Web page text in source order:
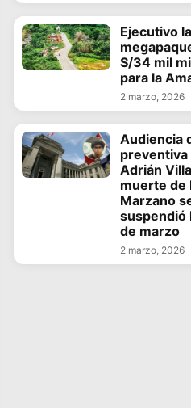
Ejecutivo
S/34 mil
para la
2 marzo, 2026
Audiencia
Adrián
muerte de
Marzano
suspendió
de marzo
2 marzo, 2026